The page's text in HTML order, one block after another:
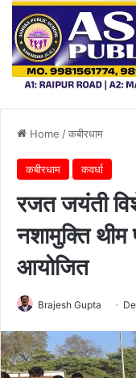
Home /कबीरधाम
कबीरधाम कवर्धा
रजत जयंती
नशामुक्ति थीम
आयोजित
Brajesh Gupta